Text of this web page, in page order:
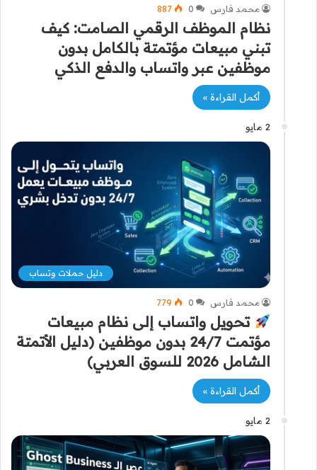
محمد فارس 0
887
نظام الموظف الرقمي الصامت: كيف
تبني مبيعات مؤتمتة بالكامل بدون
موظفين عبر واتساب والدفع الذكي
أكمل القراءة »
2 مايو
دليل حملات وتساب
محمد فارس 0
779
تحويل واتساب إلى نظام مبيعات
مؤتمت 24/7 بدون موظفين (دليل الأتمتة
الشامل 2026 للسوق العربي)
أكمل القراءة »
2 مايو